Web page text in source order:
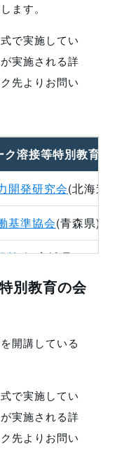
ます。
で実施してい
実施される詳
先よりお問い
ク溶接等特別教育の
開発研究会(北海道)
基準協会(青森県)
協会(宮城県)
準協会(秋田県)
別教育の会
開講している
で実施してい
実施される詳
先よりお問い